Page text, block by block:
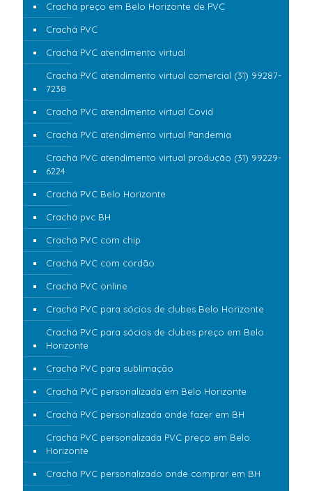
Crachá preço em Belo Horizonte de PVC
Crachá PVC
Crachá PVC atendimento virtual
Crachá PVC atendimento virtual comercial (31) 99287-
7238
Crachá PVC atendimento virtual Covid
Crachá PVC atendimento virtual Pandemia
Crachá PVC atendimento virtual produção (31) 99229-
6224
Crachá PVC Belo Horizonte
Crachá pvc BH
Crachá PVC com chip
Crachá PVC com cordão
Crachá PVC online
Crachá PVC para sócios de clubes Belo Horizonte
Crachá PVC para sócios de clubes preço em Belo
Horizonte
Crachá PVC para sublimação
Crachá PVC personalizada em Belo Horizonte
Crachá PVC personalizada onde fazer em BH
Crachá PVC personalizada PVC preço em Belo
Horizonte
Crachá PVC personalizado onde comprar em BH